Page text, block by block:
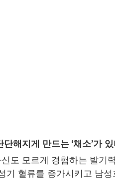
해지게 만드는 ‘채소’가
도 모르게 경험하는 발기
기 혈류를 증가시키고 남